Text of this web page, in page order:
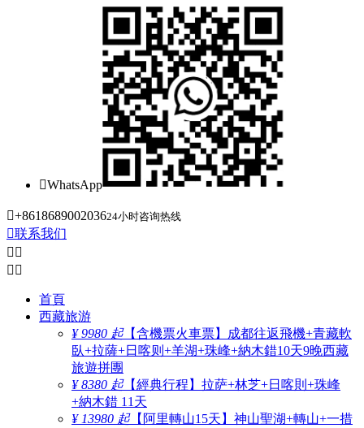
WhatsApp
+861868900203624小时咨询热线
联系我们
 
 
首頁
西藏旅游
¥ 9980 起【含機票火車票】成都往返飛機+青藏軟
臥+拉薩+日喀则+羊湖+珠峰+納木錯10天9晚西藏
旅遊拼團
¥ 8380 起【經典行程】拉萨+林芝+日喀則+珠峰
+納木錯 11天
¥ 13980 起【阿里轉山15天】神山聖湖+轉山+一措